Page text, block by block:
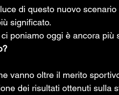
di questo nuovo
significato.
poniamo oggi è ancora più
vanno oltre il merito
dei risultati ottenuti sulla